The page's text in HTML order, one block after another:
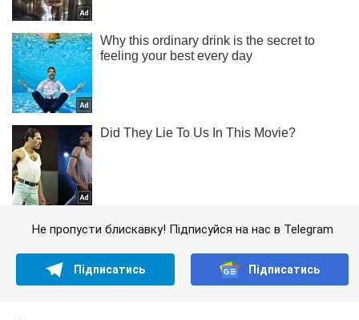
Не пропусти блискавку! Підписуйся на нас в Telegram
Підписатись Підписатись